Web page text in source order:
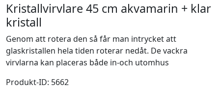
Kristallvirvlare 45 cm akvamarin + klar
kristall
Genom att rotera den så får man intrycket att
glaskristallen hela tiden roterar nedåt. De vackra
virvlarna kan placeras både in-och utomhus
Produkt-ID: 5662